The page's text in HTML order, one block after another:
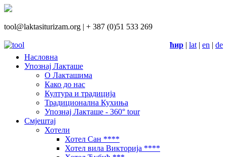
tool@laktasiturizam.org | + 387 (0)51 533 269
ћир | lat | en | de
Насловна
Упознај Лакташе
О Лакташима
Како до нас
Култура и традиција
Традиционална Кухиња
Упознај Лакташе - 360° tour
Смјештај
Хотели
Хотел Сан ****
Хотел вила Викторија ****